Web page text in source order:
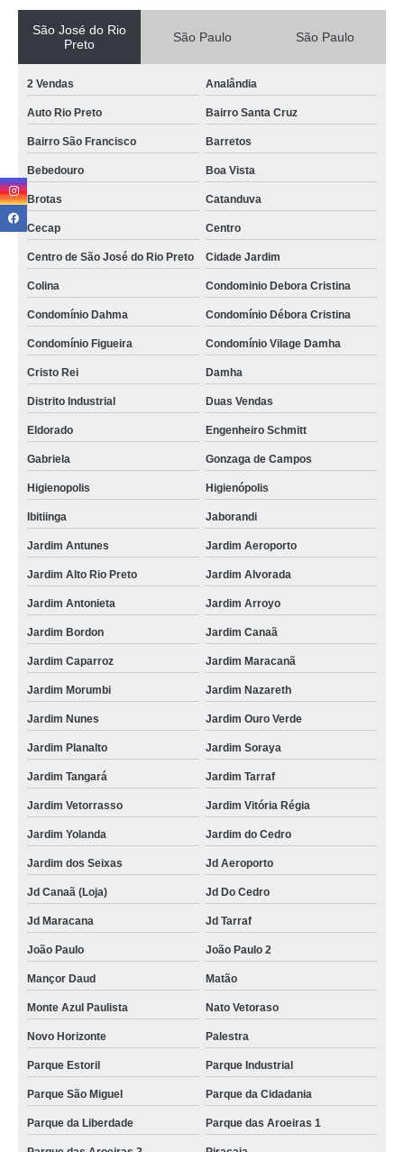
São José do Rio
Preto
São Paulo São Paulo
2 Vendas Analândia
Auto Rio Preto Bairro Santa Cruz
Bairro São Francisco Barretos
Bebedouro Boa Vista
Brotas Catanduva
Cecap Centro
Centro de São José do Rio Preto Cidade Jardim
Colina Condominio Debora Cristina
Condomínio Dahma Condomínio Débora Cristina
Condomínio Figueira Condomínio Vilage Damha
Cristo Rei Damha
Distrito Industrial Duas Vendas
Eldorado Engenheiro Schmitt
Gabriela Gonzaga de Campos
Higienopolis Higienópolis
Ibitiinga Jaborandi
Jardim Antunes Jardim Aeroporto
Jardim Alto Rio Preto Jardim Alvorada
Jardim Antonieta Jardim Arroyo
Jardim Bordon Jardim Canaã
Jardim Caparroz Jardim Maracanã
Jardim Morumbi Jardim Nazareth
Jardim Nunes Jardim Ouro Verde
Jardim Planalto Jardim Soraya
Jardim Tangará Jardim Tarraf
Jardim Vetorrasso Jardim Vitória Régia
Jardim Yolanda Jardim do Cedro
Jardim dos Seixas Jd Aeroporto
Jd Canaã (Loja) Jd Do Cedro
Jd Maracana Jd Tarraf
João Paulo João Paulo 2
Mançor Daud Matão
Monte Azul Paulista Nato Vetoraso
Novo Horizonte Palestra
Parque Estoril Parque Industrial
Parque São Miguel Parque da Cidadania
Parque da Liberdade Parque das Aroeiras 1